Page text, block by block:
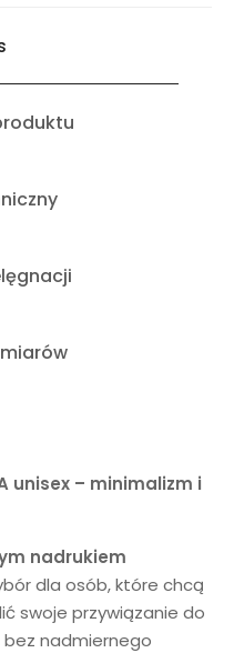
unisex – minimalizm i
nadrukiem
dla osób, które chcą
swoje przywiązanie do
bez nadmiernego